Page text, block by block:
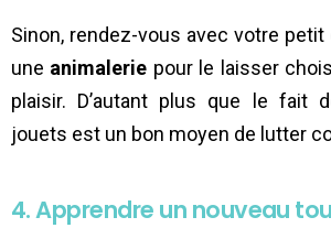
Sinon, rendez-vous avec votre
une animalerie pour le laisser
plaisir. D’autant plus que le fait
jouets est un bon moyen de lutter
4. Apprendre un nouveau